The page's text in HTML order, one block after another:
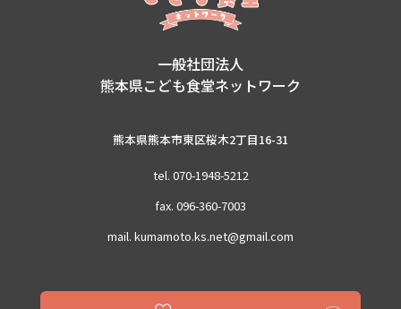
一般社団法人
熊本県こども食堂ネットワーク
熊本県熊本市東区桜木2丁目16-31
tel. 070-1948-5212
fax. 096-360-7003
mail. kumamoto.ks.net@gmail.com
Copyright (C) 2021 kodomosyokudou-kumamoto All Rights Reserved